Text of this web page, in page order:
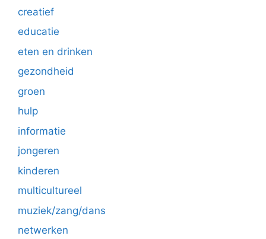
creatief
educatie
eten en drinken
gezondheid
groen
hulp
informatie
jongeren
kinderen
multicultureel
muziek/zang/dans
netwerken